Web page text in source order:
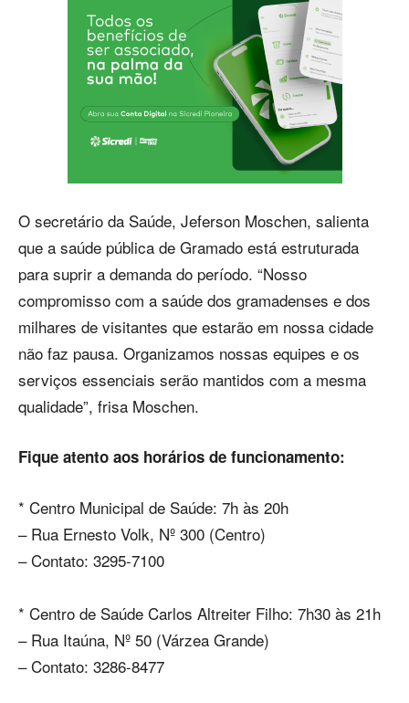
O secretário da Saúde, Jeferson Moschen, salienta
que a saúde pública de Gramado está estruturada
para suprir a demanda do período. “Nosso
compromisso com a saúde dos gramadenses e dos
milhares de visitantes que estarão em nossa cidade
não faz pausa. Organizamos nossas equipes e os
serviços essenciais serão mantidos com a mesma
qualidade”, frisa Moschen.
Fique atento aos horários de funcionamento:
* Centro Municipal de Saúde: 7h às 20h
– Rua Ernesto Volk, Nº 300 (Centro)
– Contato: 3295-7100
* Centro de Saúde Carlos Altreiter Filho: 7h30 às 21h
– Rua Itaúna, Nº 50 (Várzea Grande)
– Contato: 3286-8477